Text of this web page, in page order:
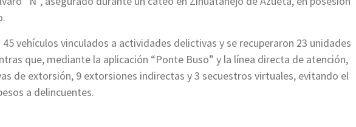
vehículos vinculados a actividades delictivas y se recuperaron 23 unidades
que, mediante la aplicación “Ponte Buso” y la línea directa de atención,
de extorsión, 9 extorsiones indirectas y 3 secuestros virtuales, evitando el
a delincuentes.